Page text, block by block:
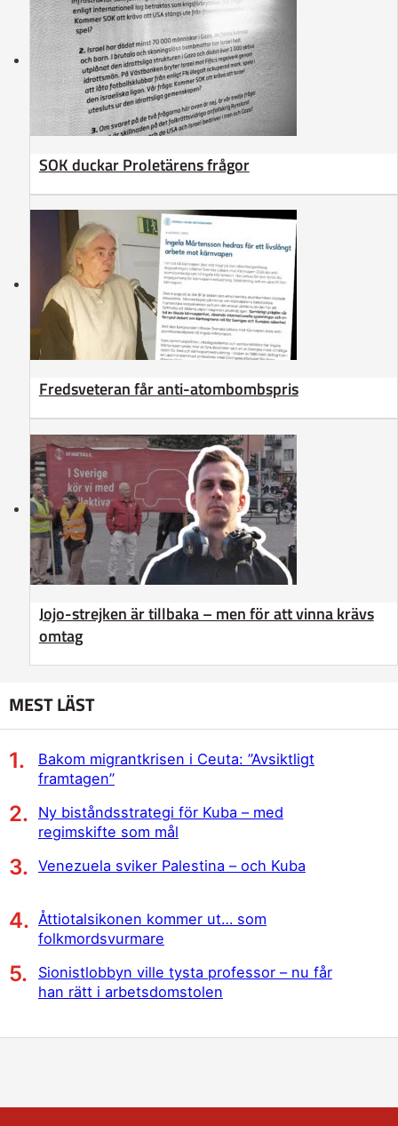
SOK duckar Proletärens frågor
Fredsveteran får anti-atombombspris
Jojo-strejken är tillbaka – men för att vinna krävs
omtag
MEST LÄST
Bakom migrantkrisen i Ceuta: ”Avsiktligt
framtagen”
Ny biståndsstrategi för Kuba – med
regimskifte som mål
Venezuela sviker Palestina – och Kuba
Åttiotalsikonen kommer ut… som
folkmordsvurmare
Sionistlobbyn ville tysta professor – nu får
han rätt i arbetsdomstolen